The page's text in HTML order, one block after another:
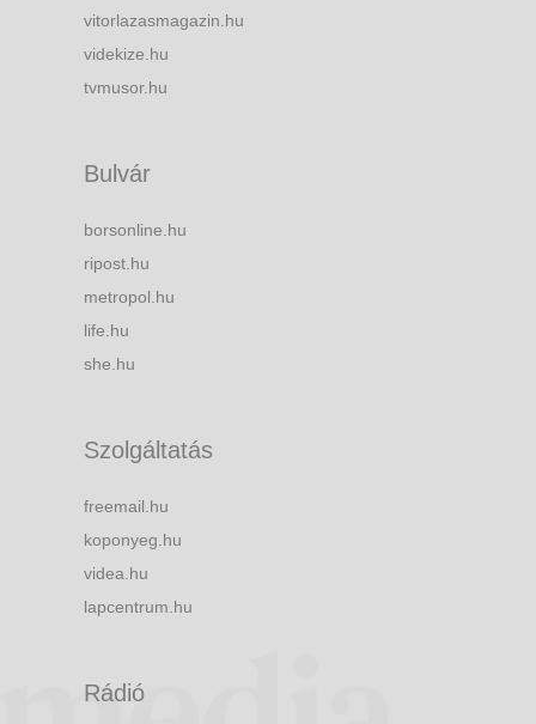
vitorlazasmagazin.hu
videkize.hu
tvmusor.hu
Bulvár
borsonline.hu
ripost.hu
metropol.hu
life.hu
she.hu
Szolgáltatás
freemail.hu
koponyeg.hu
videa.hu
lapcentrum.hu
Rádió